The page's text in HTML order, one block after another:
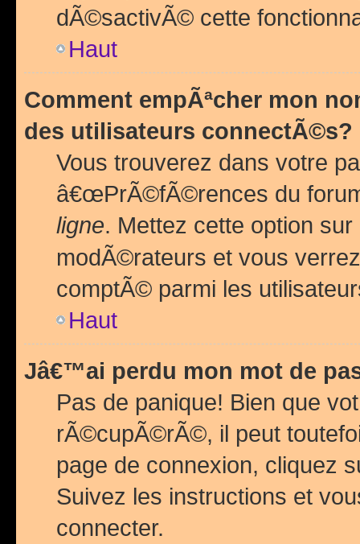
dÃ©sactivÃ© cette
Haut
Comment empÃªcher mon
des utilisateurs connectÃ©s?
Vous trouverez dans votre
â€œPrÃ©fÃ©rences du
ligne. Mettez cette option sur
modÃ©rateurs et vous
comptÃ© parmi les
Haut
Jâ€™ai perdu mon mot de
Pas de panique! Bien que
rÃ©cupÃ©rÃ©, il peut
page de connexion, cliquez
Suivez les instructions et
connecter.